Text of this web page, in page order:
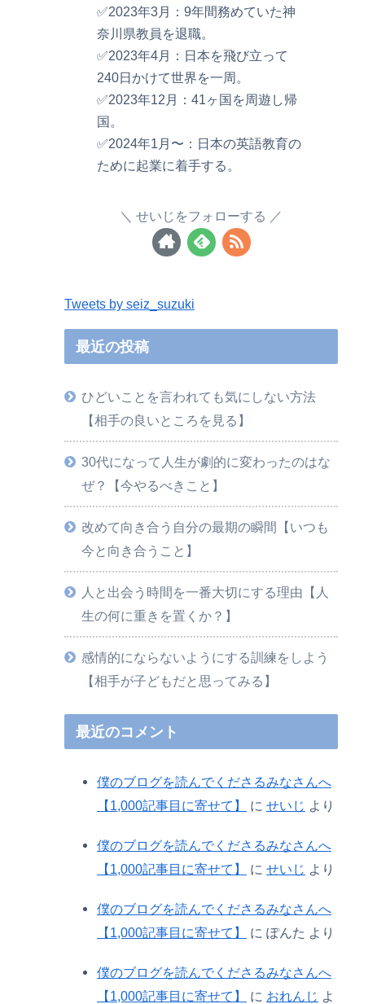
✅2023年3月：9年間務めていた神
奈川県教員を退職。
✅2023年4月：日本を飛び立って
240日かけて世界を一周。
✅2023年12月：41ヶ国を周遊し帰
国。
✅2024年1月〜：日本の英語教育の
ために起業に着手する。
せいじをフォローする
Tweets by seiz_suzuki
最近の投稿
ひどいことを言われても気にしない方法
【相手の良いところを見る】
30代になって人生が劇的に変わったのはな
ぜ？【今やるべきこと】
改めて向き合う自分の最期の瞬間【いつも
今と向き合うこと】
人と出会う時間を一番大切にする理由【人
生の何に重きを置くか？】
感情的にならないようにする訓練をしよう
【相手が子どもだと思ってみる】
最近のコメント
僕のブログを読んでくださるみなさんへ
【1,000記事目に寄せて】
に せいじ より
僕のブログを読んでくださるみなさんへ
【1,000記事目に寄せて】
に せいじ より
僕のブログを読んでくださるみなさんへ
【1,000記事目に寄せて】
に ぽんた より
僕のブログを読んでくださるみなさんへ
【1,000記事目に寄せて】
に おれんじ よ